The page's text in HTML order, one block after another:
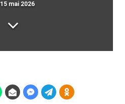
15 mai 2026